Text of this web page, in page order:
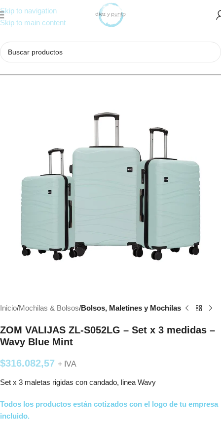
Skip to navigation
Skip to main content
Inicio Mochilas & Bolsos Bolsos, Maletines y Mochilas
ZOM VALIJAS ZL-S052LG – Set x 3 medidas –
Wavy Blue Mint
$316.082,57 + IVA
Set x 3 maletas rigidas con candado, linea Wavy
Todos los productos están cotizados con el logo de tu empresa
incluido.